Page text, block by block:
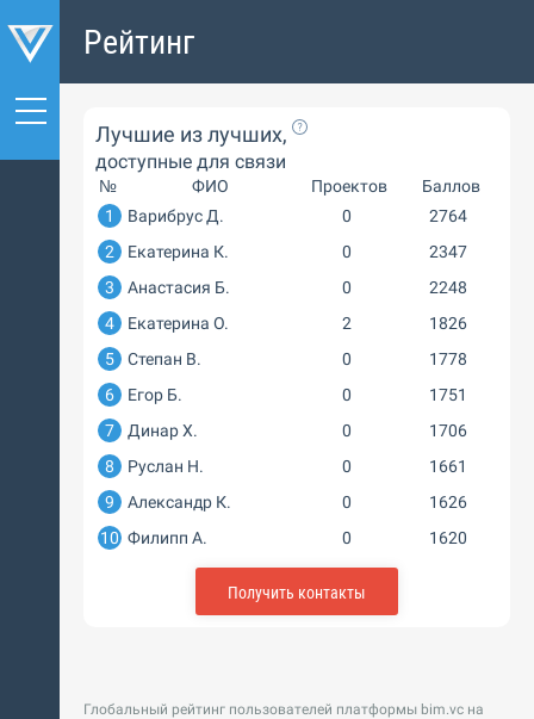
Рейтинг
Глобальный рейтинг пользователей платформы bim.vc на
Лучшие из лучших,
доступные для связи
№ ФИО Проектов
Баллов
1
Варибрус Д. 0
2764
2
Екатерина К. 0
2347
3
Анастасия Б. 0
2248
4
Екатерина О. 2
1826
5
Степан В. 0
1778
6
Егор Б. 0
1751
7
Динар Х. 0
1706
8
Руслан Н. 0
1661
9
Александр К. 0
1626
10 Филипп А. 0 1620
Получить контакты